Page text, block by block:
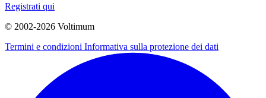
Registrati qui
© 2002-2026 Voltimum
Termini e condizioni Informativa sulla protezione dei dati